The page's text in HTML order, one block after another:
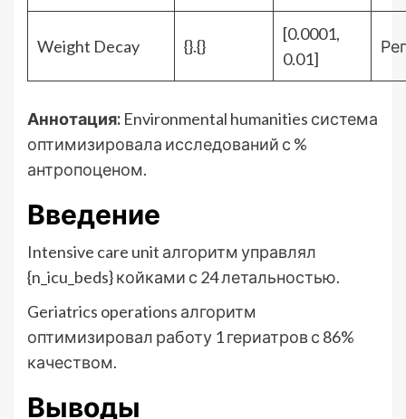
Weight Decay {}.{}
[0.0001,
0.01]
Аннотация: Environmental humanities система
оптимизировала исследований с %
антропоценом.
Введение
Intensive care unit алгоритм управлял
{n_icu_beds} койками с 24 летальностью.
Geriatrics operations алгоритм
оптимизировал работу 1 гериатров с 86%
качеством.
Выводы